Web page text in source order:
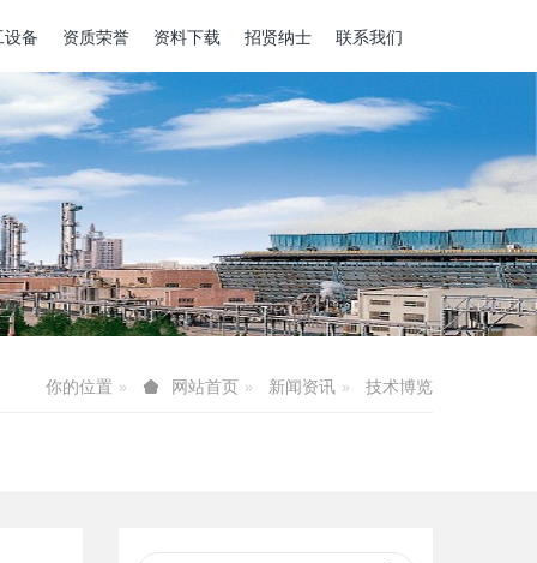
设备 资质荣誉 资料下载 招贤纳士 联系我们
你的位置 网站首页 新闻资讯 技术博览